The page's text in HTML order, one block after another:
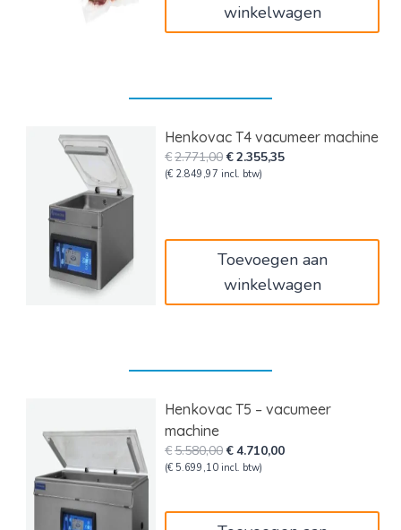
winkelwagen
Henkovac T4 vacumeer machine
€2.771,00Oorspronkelijke
prijs
€2.355,35Huidige
(€ 2.849,97 incl. btw)
Toevoegen aan
winkelwagen
Henkovac T5 – vacumeer
machine
€5.580,00Oorspronkelijke
prijs
€4.710,00Huidige
(€ 5.699,10 incl. btw)